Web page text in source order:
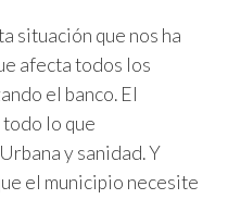
situación que nos ha
afecta todos los
el banco. El
lo que
y sanidad. Y
el municipio necesite